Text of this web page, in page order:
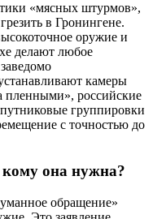
«мясных штурмов»,
в Гронингене.
оружие и
делают любое
камеры
пленными», российские
группировки
с точностью до
она нужна?
обращение»